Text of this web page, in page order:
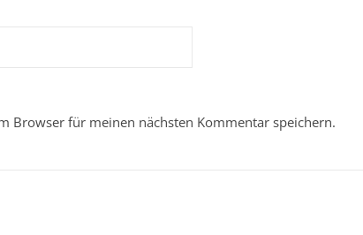
Browser für meinen nächsten Kommentar speichern.